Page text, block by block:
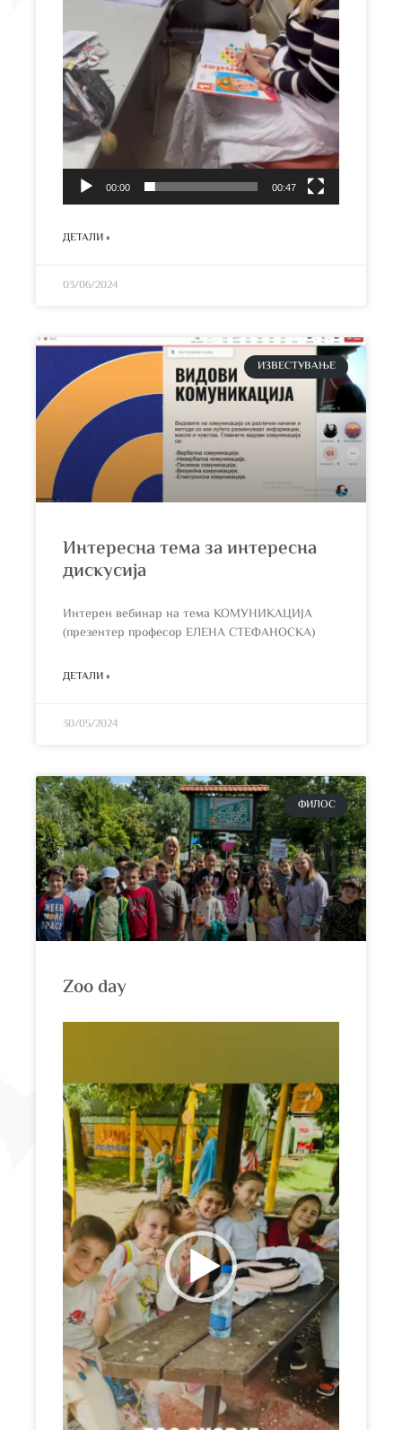
00:00 00:47
ДЕТАЛИ »
03/06/2024
ИЗВЕСТУВАЊЕ
Интересна тема за интересна
дискусија
Интерен вебинар на тема КОМУНИКАЦИЈА
(презентер професор ЕЛЕНА СТЕФАНОСКА)
ДЕТАЛИ »
30/05/2024
ФИЛОС
Zoo day